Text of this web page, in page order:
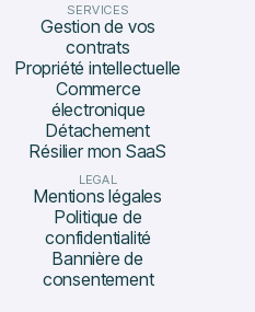
SERVICES
Gestion de vos
contrats
Propriété intellectuelle
Commerce
électronique
Détachement
Résilier mon SaaS
LEGAL
Mentions légales
Politique de
confidentialité
Bannière de
consentement